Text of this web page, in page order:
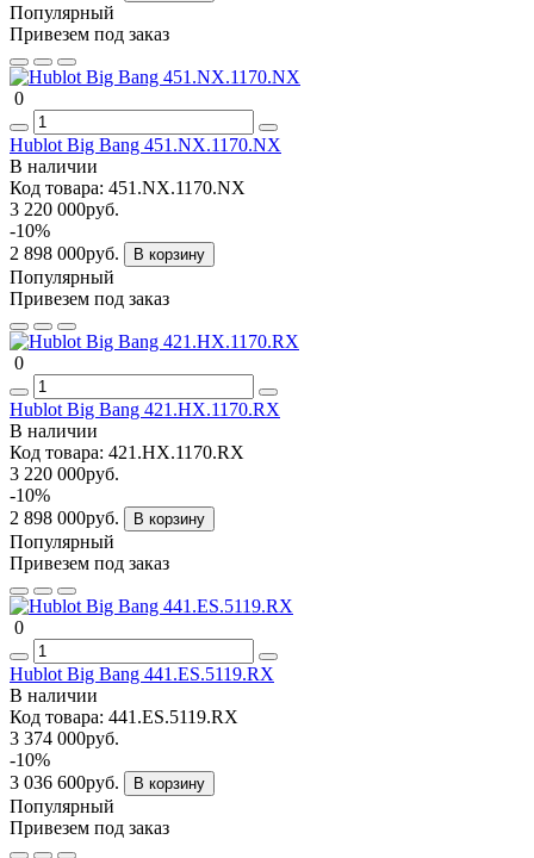
Популярный
Привезем под заказ
0
Hublot Big Bang 451.NX.1170.NX
В наличии
Код товара: 451.NX.1170.NX
3 220 000руб.
-10%
2 898 000руб.
В корзину
Популярный
Привезем под заказ
0
Hublot Big Bang 421.HX.1170.RX
В наличии
Код товара: 421.HX.1170.RX
3 220 000руб.
-10%
2 898 000руб.
В корзину
Популярный
Привезем под заказ
0
Hublot Big Bang 441.ES.5119.RX
В наличии
Код товара: 441.ES.5119.RX
3 374 000руб.
-10%
3 036 600руб.
В корзину
Популярный
Привезем под заказ